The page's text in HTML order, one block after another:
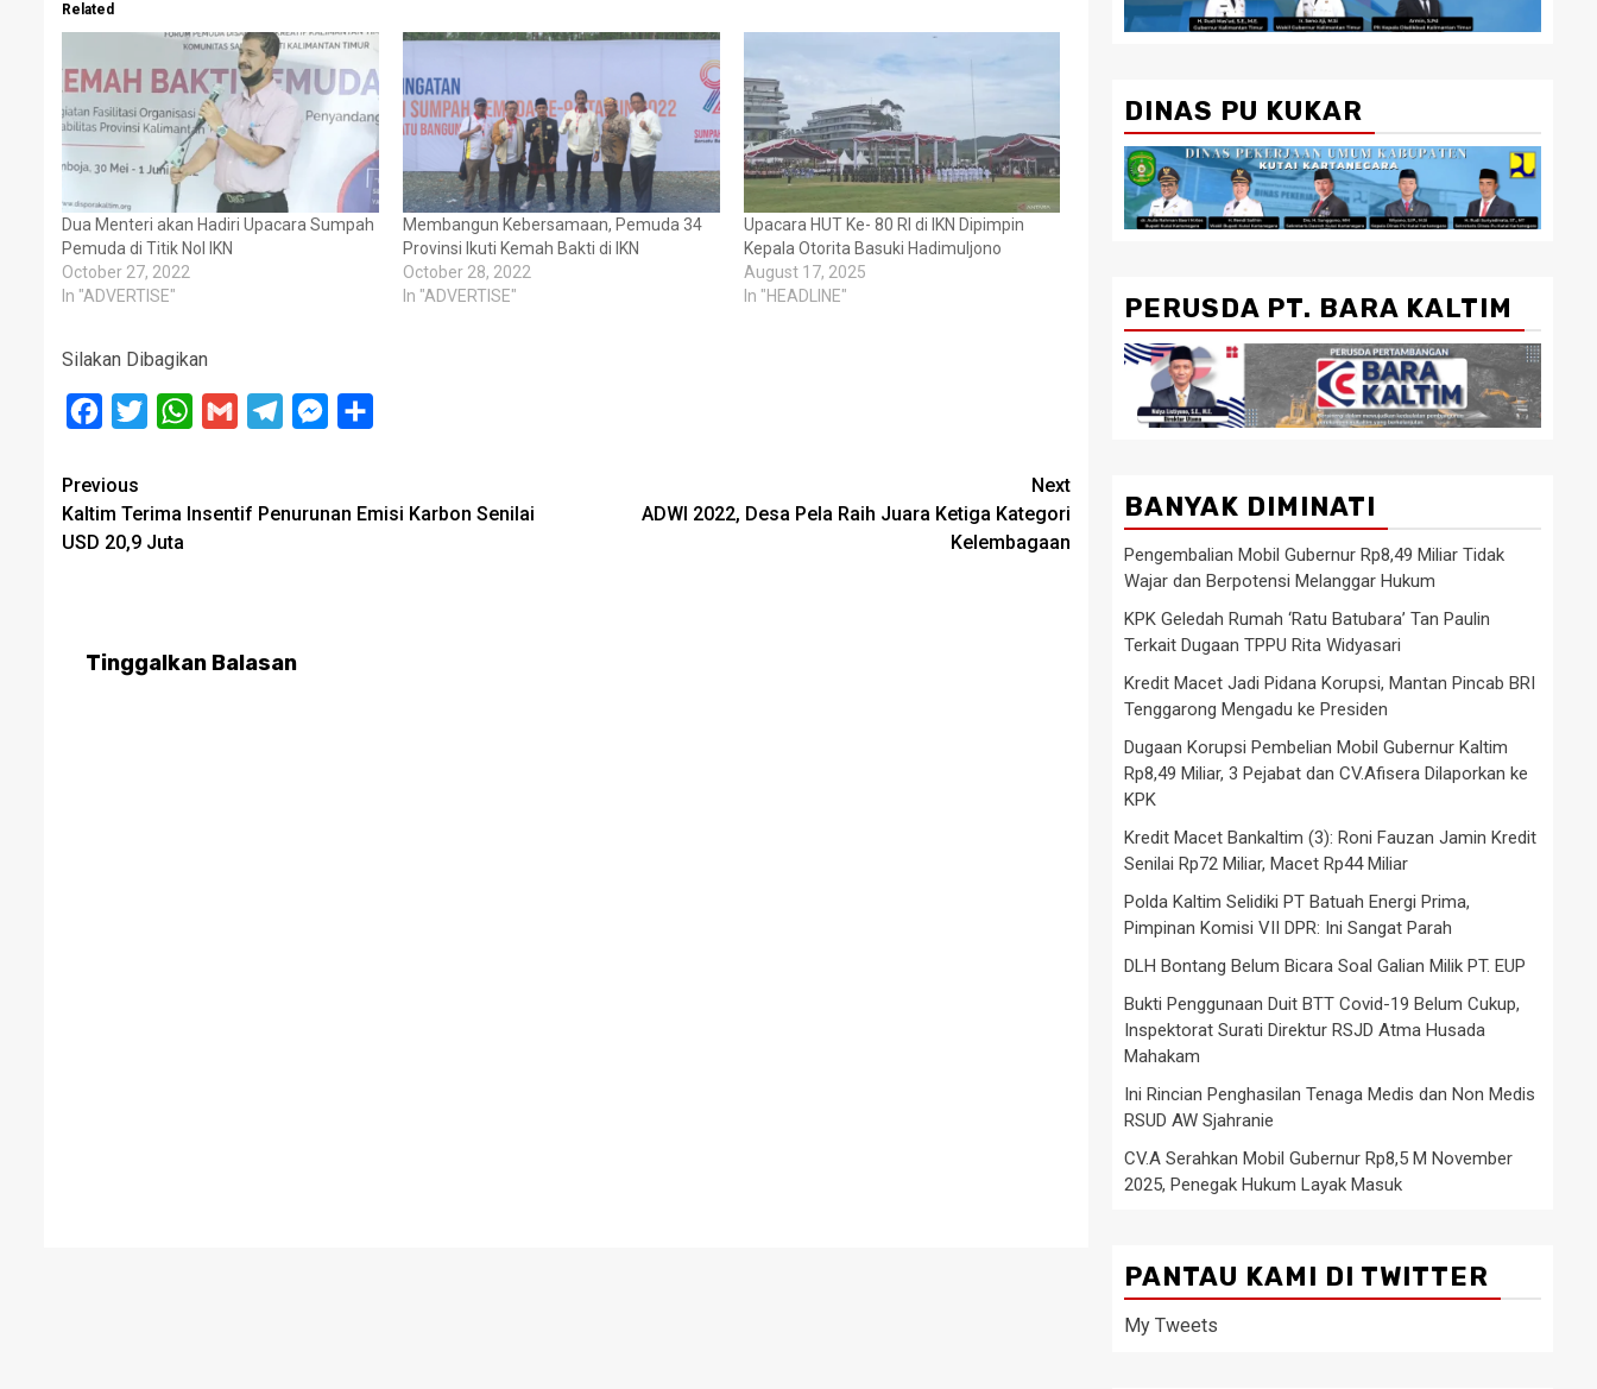
Related
Dua Menteri akan Hadiri Upacara Sumpah
Pemuda di Titik Nol IKN
October 27, 2022
In "ADVERTISE"
Membangun Kebersamaan, Pemuda 34
Provinsi Ikuti Kemah Bakti di IKN
October 28, 2022
In "ADVERTISE"
Upacara HUT Ke- 80 RI di IKN Dipimpin
Kepala Otorita Basuki Hadimuljono
August 17, 2025
In "HEADLINE"
Silakan Dibagikan
Facebook
Twitter WhatsApp
Gmail TelegramMessenger
Post
navigation
Previous
Kaltim Terima Insentif Penurunan Emisi Karbon Senilai
USD 20,9 Juta
Next
ADWI 2022, Desa Pela Raih Juara Ketiga Kategori
Kelembagaan
Tinggalkan Balasan
DINAS PU KUKAR
PERUSDA PT. BARA KALTIM
BANYAK DIMINATI
Pengembalian Mobil Gubernur Rp8,49 Miliar Tidak
Wajar dan Berpotensi Melanggar Hukum
KPK Geledah Rumah ‘Ratu Batubara’ Tan Paulin
Terkait Dugaan TPPU Rita Widyasari
Kredit Macet Jadi Pidana Korupsi, Mantan Pincab BRI
Tenggarong Mengadu ke Presiden
Dugaan Korupsi Pembelian Mobil Gubernur Kaltim
Rp8,49 Miliar, 3 Pejabat dan CV.Afisera Dilaporkan ke
KPK
Kredit Macet Bankaltim (3): Roni Fauzan Jamin Kredit
Senilai Rp72 Miliar, Macet Rp44 Miliar
Polda Kaltim Selidiki PT Batuah Energi Prima,
Pimpinan Komisi VII DPR: Ini Sangat Parah
DLH Bontang Belum Bicara Soal Galian Milik PT. EUP
Bukti Penggunaan Duit BTT Covid-19 Belum Cukup,
Inspektorat Surati Direktur RSJD Atma Husada
Mahakam
Ini Rincian Penghasilan Tenaga Medis dan Non Medis
RSUD AW Sjahranie
CV.A Serahkan Mobil Gubernur Rp8,5 M November
2025, Penegak Hukum Layak Masuk
PANTAU KAMI DI TWITTER
My Tweets